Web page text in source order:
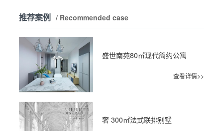
推荐案例 / Recommended case
盛世南苑80㎡现代简约公寓
查看详情>>
奢 300㎡法式联排别墅